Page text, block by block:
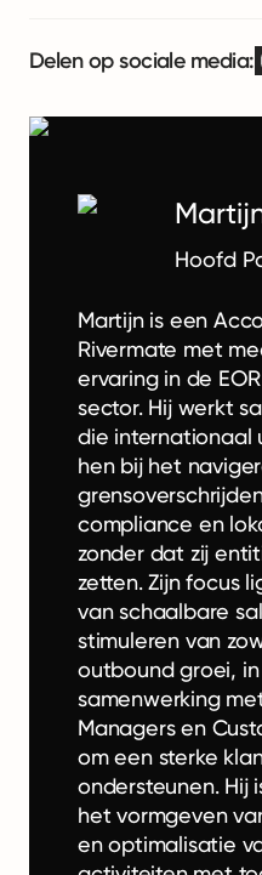
Delen op sociale media:
Hoofd
Martijn is een
Rivermate met
ervaring in de
sector. Hij werkt
die internationaal
hen bij het
compliance en
zonder dat zij
zetten. Zijn focus
van schaalbare
stimuleren van
outbound groei,
samenwerking
Managers en
om een sterke
ondersteunen. Hij
het vormgeven
en optimalisatie